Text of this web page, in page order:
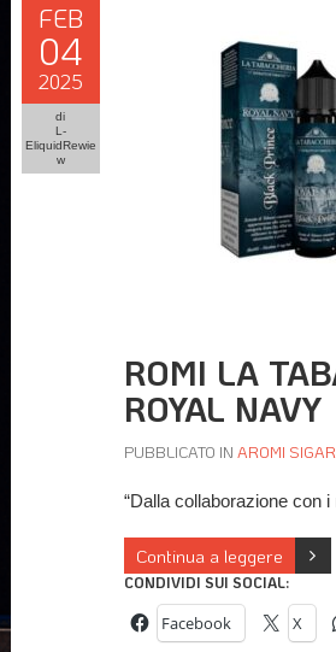
FEB
04
2025
di
L-
EliquidRewie
w
ROMI LA
ROYAL NAVY
PUBBLICATO IN AROMI
“Dalla collaborazione con
Continua a leggere
CONDIVIDI SUI SOCIAL:
Facebook X